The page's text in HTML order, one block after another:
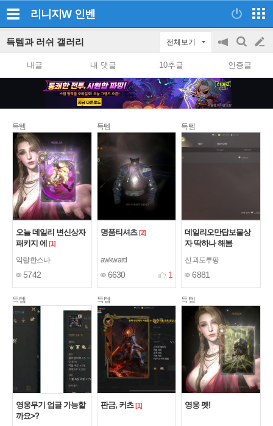
리니지W 인벤
득템과 러쉬 갤러리 전체보기
공
on/off
검
색
글
쓰
내글 내 댓글 10추글 인증글
득템
오늘 데일리 변신상자
패키지 에 [1]
악랄한스나
5742
득템
명품티셔츠 [2]
awkward
6630 1
득템
데일리오만탑보물상
자 딱하나 해봄
신괴도루팡
6881
득템
영웅무기 업글 가능할
까요>?
득템
판금, 커츠 [1]
득템
영웅 펫!